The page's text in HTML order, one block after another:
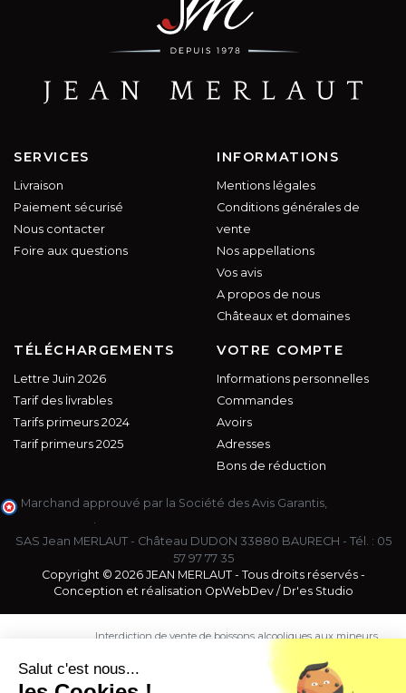
SERVICES
Livraison
Paiement sécurisé
Nous contacter
Foire aux questions
INFORMATIONS
Mentions légales
Conditions générales de
vente
Nos appellations
Vos avis
A propos de nous
Châteaux et domaines
TÉLÉCHARGEMENTS
Lettre Juin 2026
Tarif des livrables
Tarifs primeurs 2024
Tarif primeurs 2025
VOTRE COMPTE
Informations personnelles
Commandes
Avoirs
Adresses
Bons de réduction
Marchand approuvé par la Société des Avis Garantis,
.
SAS Jean MERLAUT - Château DUDON 33880 BAURECH - Tél. : 05
57 97 77 35
Copyright © 2026 JEAN MERLAUT - Tous droits réservés -
Conception et réalisation OpWebDev/ Dr'es Studio
Interdiction de vente de boissons alcooliques aux mineurs
est exigée au moment de la vente en ligne.
CODE DE LA SANTE PUBLIQUE, ART. L. 3342-1 et L. 3353-3
Salut c'est nous...